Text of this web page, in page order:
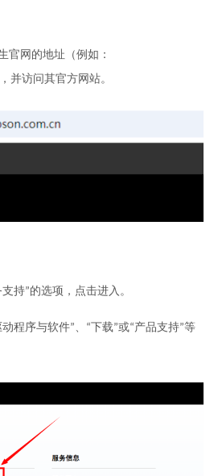
官网的地址（例如：
并访问其官方网站。
持”的选项，点击进入。
程序与软件”、“下载”或“产品支持”等